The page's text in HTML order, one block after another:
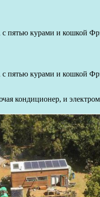
курами и кошкой
курами и кошкой
кондиционер, и